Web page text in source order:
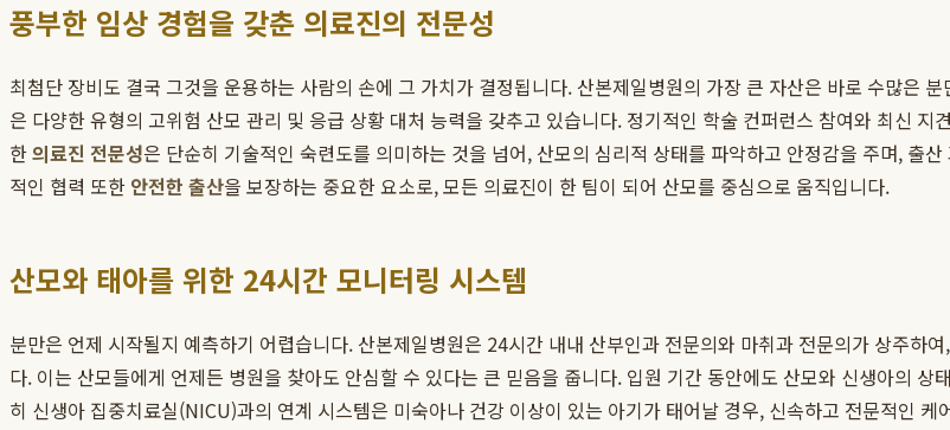
풍부한 임상 경험을 갖춘 의료진의 전문성
최첨단 장비도 결국 그것을 운용하는 사람의 손에 그 가치가 결정됩니다. 산본제일병원의 가장 큰 자산은 바로 수많은
은 다양한 유형의 고위험 산모 관리 및 응급 상황 대처 능력을 갖추고 있습니다. 정기적인 학술 컨퍼런스 참여와 최신
한의료진 전문성은 단순히 기술적인 숙련도를 의미하는 것을 넘어, 산모의 심리적 상태를 파악하고 안정감을 주며, 출
적인 협력 또한 안전한 출산을 보장하는 중요한 요소로, 모든 의료진이 한 팀이 되어 산모를 중심으로 움직입니다.
산모와 태아를 위한 24시간 모니터링 시스템
분만은 언제 시작될지 예측하기 어렵습니다. 산본제일병원은 24시간 내내 산부인과 전문의와 마취과 전문의가 상주하
다. 이는 산모들에게 언제든 병원을 찾아도 안심할 수 있다는 큰 믿음을 줍니다. 입원 기간 동안에도 산모와 신생아의
히 신생아 집중치료실(NICU)과의 연계 시스템은 미숙아나 건강 이상이 있는 아기가 태어날 경우, 신속하고 전문적인 케